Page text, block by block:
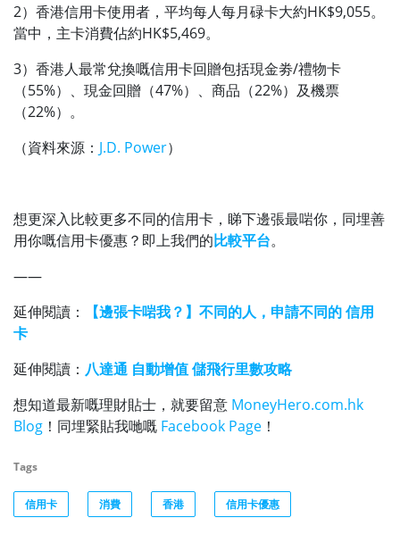
2）香港信用卡使用者，平均每人每月碌卡大約HK$9,055。
當中，主卡消費佔約HK$5,469。
3）香港人最常兌換嘅信用卡回贈包括現金劵/禮物卡
（55%）、現金回贈（47%）、商品（22%）及機票
（22%）。
（資料來源： J.D. Power）
想更深入比較更多不同的信用卡，睇下邊張最啱你，同埋善
用你嘅信用卡優惠？即上我們的比較平台。
——
延伸閱讀：
【邊張卡啱我？】不同的人，申請不同的 信用
卡
延伸閱讀： 八達通 自動增值 儲飛行里數攻略
想知道最新嘅理財貼士，就要留意 MoneyHero.com.hk
Blog ！同埋緊貼我哋嘅 Facebook Page ！
Tags
信用卡 消費 香港 信用卡優惠